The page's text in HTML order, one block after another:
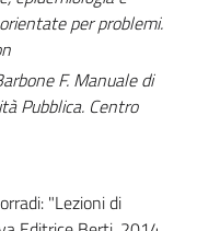
per problemi.
F. Manuale di
Pubblica. Centro
"Lezioni di